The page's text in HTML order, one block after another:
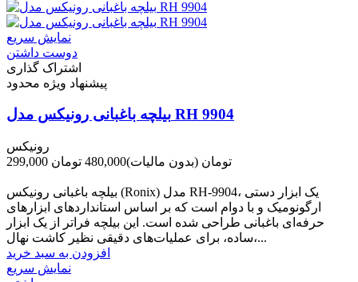
نمایش سریع
دوست داشتن
اشتراک گذاری
پیشنهاد ویژه محدود
بیلچه باغبانی رونیکس مدل RH 9904
رونیکس
299,000 تومان (بدون مالیات)480,000 تومان
بیلچه باغبانی رونیکس (Ronix) مدل RH-9904، یک ابزار دستی
ارگونومیک و با دوام است که بر اساس استانداردهای ابزارهای
حرفه‌ای باغبانی طراحی شده است. این بیلچه فراتر از یک ابزار
ساده، برای عملیات‌های دقیقی نظیر کاشت نهال،...
افزودن به سبد خرید
نمایش سریع